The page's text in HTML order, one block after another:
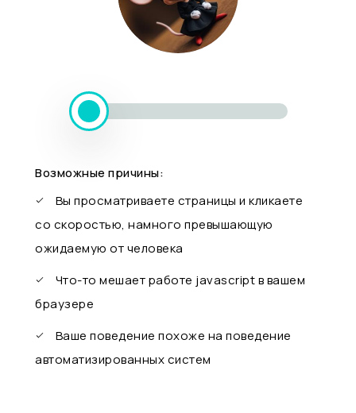
Возможные причины:
Вы просматриваете страницы и кликаете
со скоростью, намного превышающую
ожидаемую от человека
Что-то мешает работе javascript в вашем
браузере
Ваше поведение похоже на поведение
автоматизированных систем